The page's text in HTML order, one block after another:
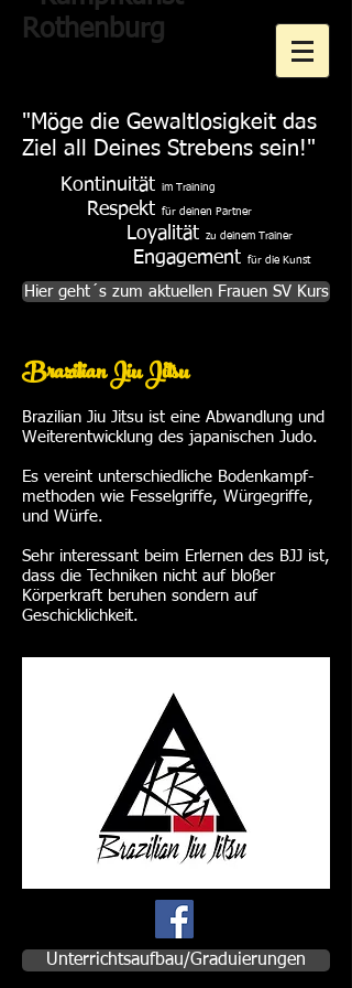
Rothenburg
"Möge die Gewaltlosigkeit das
Ziel all Deines Strebens sein!"
Kontinuität im Training
Respekt für deinen Partner
Loyalität zu deinem Trainer
Engagement für die Kunst
Hier geht´s zum aktuellen Frauen SV Kurs
Brazilian Jiu Jitsu
Brazilian Jiu Jitsu ist eine Abwandlung und
Weiterentwicklung des japanischen Judo.
Es vereint unterschiedliche Bodenkampf-
methoden wie Fesselgriffe, Würgegriffe,
und Würfe.
Sehr interessant beim Erlernen des BJJ ist,
dass die Techniken nicht auf bloßer
Körperkraft beruhen sondern auf
Geschicklichkeit.
Unterrichtsaufbau/Graduierungen